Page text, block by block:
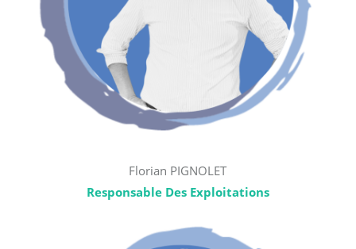
Florian PIGNOLET
Responsable Des Exploitations